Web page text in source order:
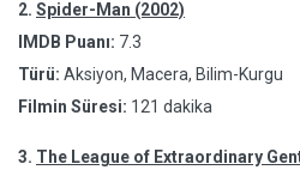
2. Spider-Man (2002)
IMDB Puanı: 7.3
Türü: Aksiyon, Macera, Bilim-Kurgu
Filmin Süresi: 121 dakika
3. The League of Extraordinary